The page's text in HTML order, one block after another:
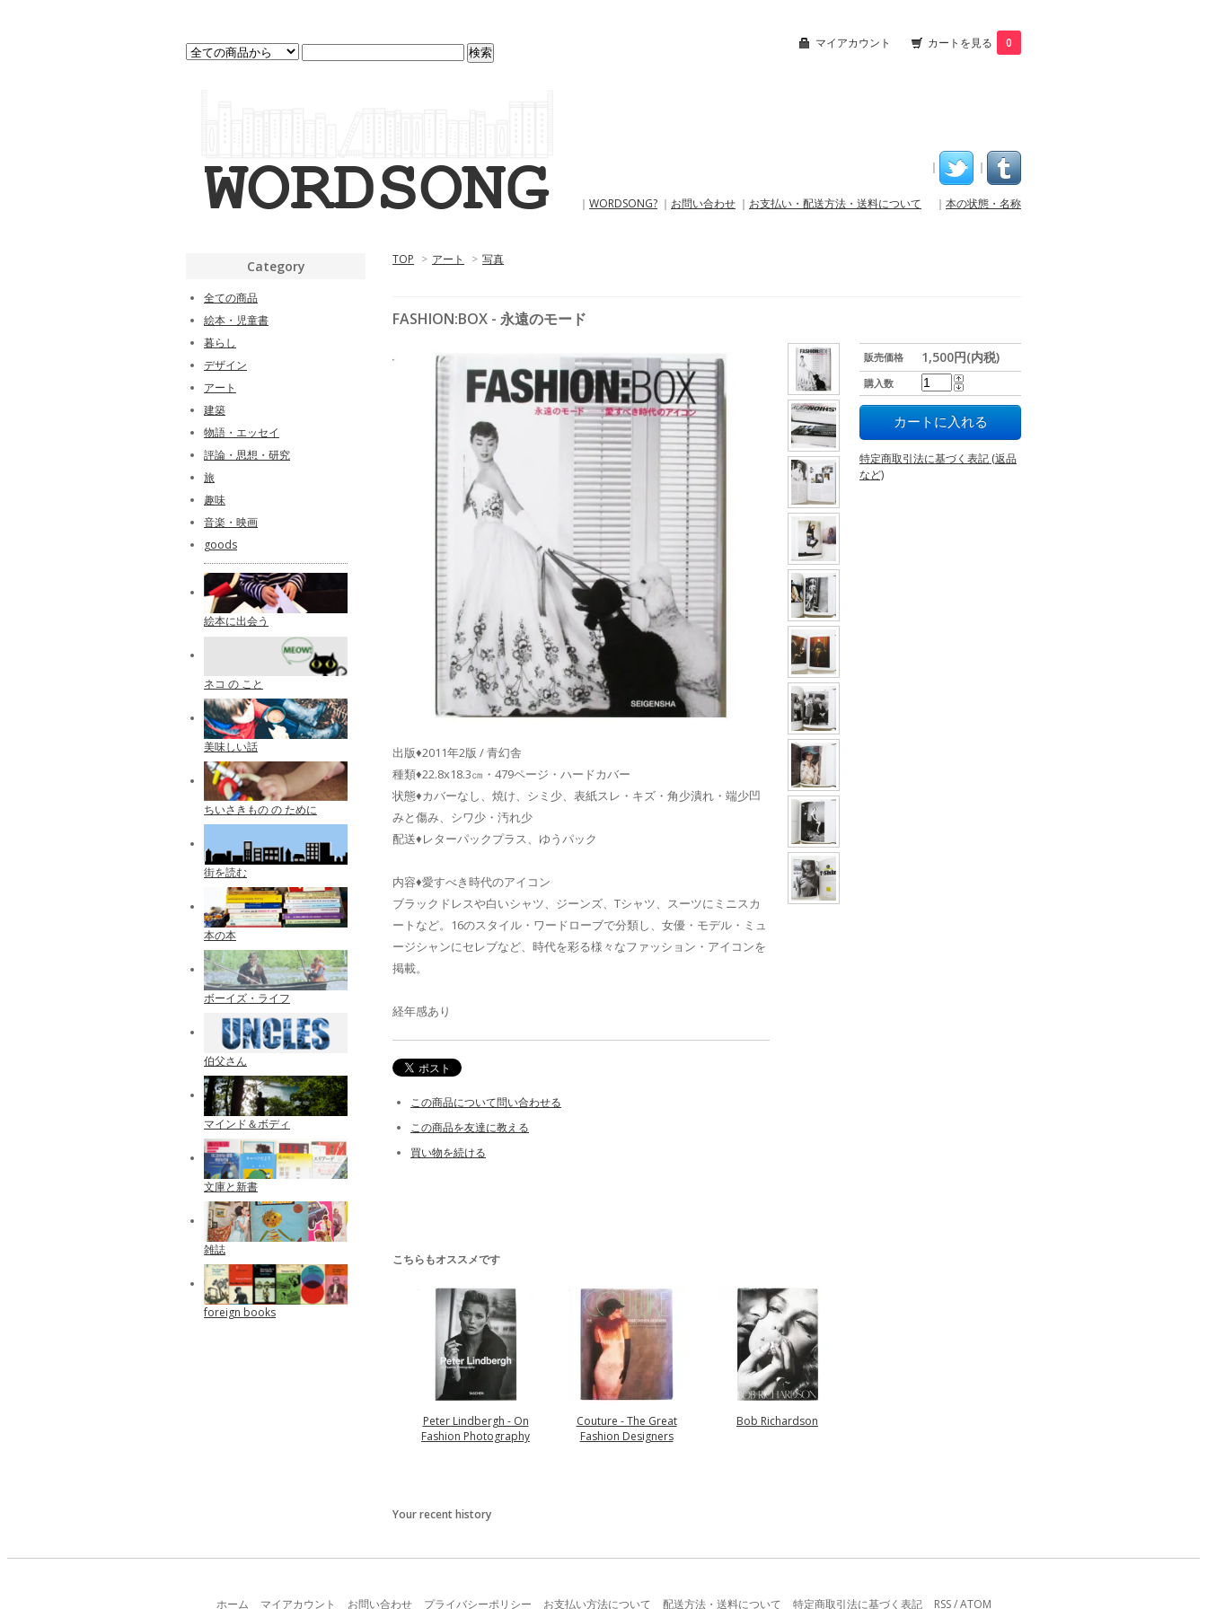
マイアカウント カートを見る 0
｜ ｜
｜ WORDSONG? ｜ お問い合わせ ｜ お支払い・配送方法・送料について ｜ 本の状態・名称
TOP > アート > 写真
FASHION:BOX - 永遠のモード
販売価格 1,500円(内税)
購入数
特定商取引法に基づく表記 (返品
など)
出版♦2011年2版 / 青幻舎
種類♦22.8x18.3㎝・479ページ・ハードカバー
状態♦カバーなし、焼け、シミ少、表紙スレ・キズ・角少潰れ・端少凹
みと傷み、シワ少・汚れ少
配送♦レターパックプラス、ゆうパック
内容♦愛すべき時代のアイコン
ブラックドレスや白いシャツ、ジーンズ、Tシャツ、スーツにミニスカ
ートなど。16のスタイル・ワードローブで分類し、女優・モデル・ミュ
ージシャンにセレブなど、時代を彩る様々なファッション・アイコンを
掲載。
経年感あり
この商品について問い合わせる
この商品を友達に教える
買い物を続ける
こちらもオススメです
Peter Lindbergh - On
Fashion Photography
Couture - The Great
Fashion Designers
Bob Richardson
Your recent history
Category
全ての商品
絵本・児童書
暮らし
デザイン
アート
建築
物語・エッセイ
評論・思想・研究
旅
趣味
音楽・映画
goods
絵本に出会う
ネコ の こと
美味しい話
ちいさきもの の ために
街を読む
本の本
ボーイズ・ライフ
伯父さん
マインド＆ボディ
文庫と新書
雑誌
foreign books
ホーム マイアカウント お問い合わせ プライバシーポリシー お支払い方法について 配送方法・送料について 特定商取引法に基づく表記 RSS/ATOM